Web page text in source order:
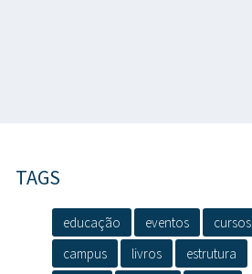
TAGS
educação eventos
cursos
campus
livros
estrutura